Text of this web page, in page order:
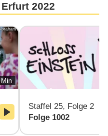
2022
Staffel 25, Folge 2
Folge 1002